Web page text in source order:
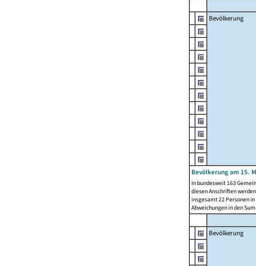
Bevölkerung
Bevölkerung am 15.
In bundesweit 163
diesen Anschriften
insgesamt 22 Personen
Abweichungen in den
Bevölkerung